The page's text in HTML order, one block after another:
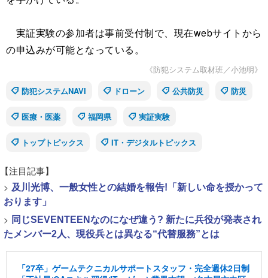
実証実験の参加者は事前受付制で、現在webサイトから
の申込みが可能となっている。
《防犯システム取材班／小池明》
防犯システムNAVI
ドローン 公共防災 防災
医療・医薬 福岡県 実証実験
トップトピックス IT・デジタルトピックス
【注目記事】
> 及川光博、一般女性との結婚を報告!「新しい命を授かって
おります」
> 同じSEVENTEENなのになぜ違う? 新たに兵役が発表され
たメンバー2人、現役兵とは異なる“代替服務”とは
「27卒」ゲームテクニカルサポートスタッフ・完全週休2日制